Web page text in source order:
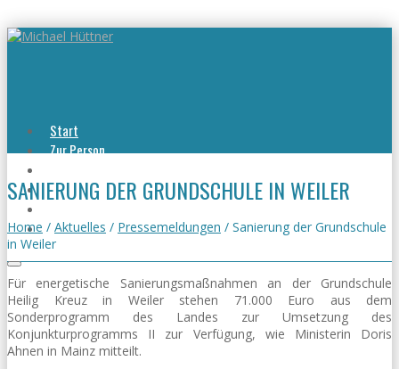
Start
Zur Person
Viel erreicht
Kontakt
SANIERUNG DER GRUNDSCHULE IN WEILER
Home / Aktuelles / Pressemeldungen / Sanierung der Grundschule
in Weiler
Für energetische Sanierungsmaßnahmen an der Grundschule
Heilig Kreuz in Weiler stehen 71.000 Euro aus dem
Sonderprogramm des Landes zur Umsetzung des
Konjunkturprogramms II zur Verfügung, wie Ministerin Doris
Ahnen in Mainz mitteilt.